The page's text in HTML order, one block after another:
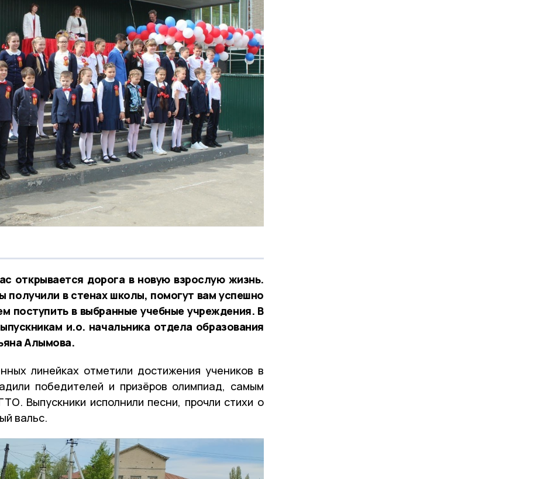
открывается дорога в новую взрослую жизнь.
получили в стенах школы, помогут вам успешно
поступить в выбранные учебные учреждения. В
и.о. начальника отдела образования
Алымова.
линейках отметили достижения учеников в
победителей и призёров олимпиад, самым
Выпускники исполнили песни, прочли стихи о
вальс.